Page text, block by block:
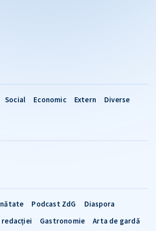
Social Economic Extern Diverse
Podcast ZdG
Diaspora
redacției Gastronomie
Arta de gardă